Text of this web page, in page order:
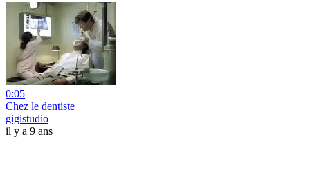
0:05
Chez le dentiste
gigistudio
il y a 9 ans